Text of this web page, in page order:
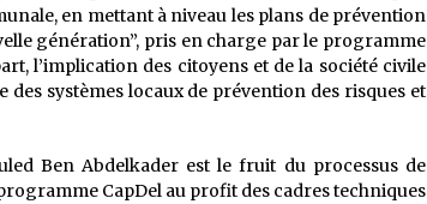
en mettant à niveau les plans de prévention
génération”, pris en charge par le programme
l’implication des citoyens et de la société civile
systèmes locaux de prévention des risques et
Ben Abdelkader est le fruit du processus de
CapDel au profit des cadres techniques